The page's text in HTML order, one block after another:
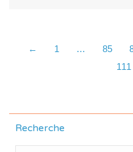
← 1 … 85
111
Recherche